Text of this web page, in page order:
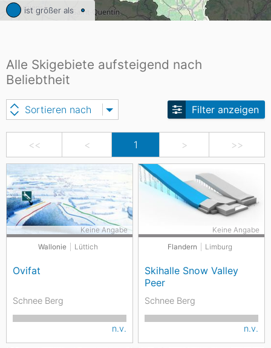
ist größer als
Alle Skigebiete aufsteigend nach
Beliebtheit
<< < 1 > >>
Sortieren nach Filter anzeigen
Wallonie Lüttich
Ovifat
Keine Angabe
Schnee Berg
n.v.
Flandern Limburg
Skihalle Snow Valley
Peer
Keine Angabe
Schnee Berg
n.v.